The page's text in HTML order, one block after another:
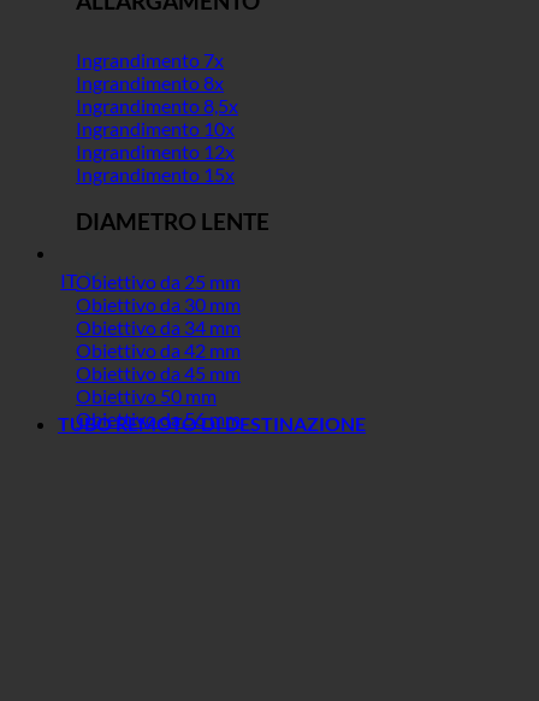
IT
Ingrandimento 7x
Ingrandimento 8x
Ingrandimento 8,5x
Ingrandimento 10x
Ingrandimento 12x
Ingrandimento 15x
DIAMETRO LENTE
Obiettivo da 25 mm
Obiettivo da 30 mm
Obiettivo da 34 mm
Obiettivo da 42 mm
Obiettivo da 45 mm
Obiettivo 50 mm
Obiettivo da 56 mm
TUBO REMOTO DI DESTINAZIONE